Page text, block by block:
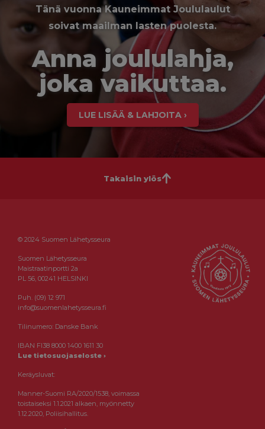
Tänä vuonna Kauneimmat Joululaulut
soivat maailman lasten puolesta.
Anna joululahja,
joka vaikuttaa.
LUE LISÄÄ & LAHJOITA ›
Takaisin ylös
© 2024 Suomen Lähetysseura
Suomen Lähetysseura
Maistraatinportti 2a
PL 56, 00241 HELSINKI
Puh. (09) 12 971
info@suomenlahetysseura.fi
Tilinumero: Danske Bank
IBAN FI38 8000 1400 1611 30
Lue tietosuojaseloste ›
Keräysluvat:
Manner-Suomi RA/2020/1538, voimassa
toistaiseksi 1.1.2021 alkaen, myönnetty
1.12.2020, Poliisihallitus.